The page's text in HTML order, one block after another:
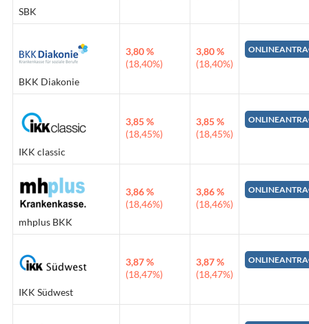
SBK
BKK Diakonie
3,80 %
(18,40%)
3,80 %
(18,40%)
IKK classic
3,85 %
(18,45%)
3,85 %
(18,45%)
mhplus BKK
3,86 %
(18,46%)
3,86 %
(18,46%)
IKK Südwest
3,87 %
(18,47%)
3,87 %
(18,47%)